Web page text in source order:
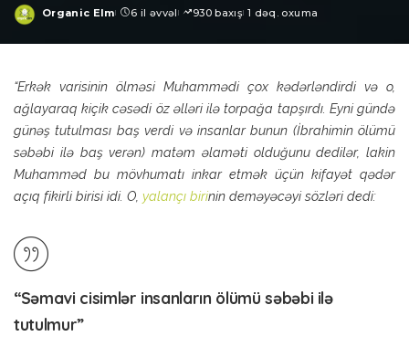
Posted
Organic Elm 6 il əvvəl 930 baxış 1 dəq. oxuma
“Erkək varisinin ölməsi Muhammədi çox kədərləndirdi və o,
ağlayaraq kiçik cəsədi öz əlləri ilə torpağa tapşırdı. Eyni gündə
günəş tutulması baş verdi və insanlar bunun (İbrahimin ölümü
səbəbi ilə baş verən) matəm əlaməti olduğunu dedilər, lakin
Muhamməd bu mövhumatı inkar etmək üçün kifayət qədər
açıq fikirli birisi idi. O, yalançı birinin deməyəcəyi sözləri dedi:
“Səmavi cisimlər insanların ölümü səbəbi ilə
tutulmur”